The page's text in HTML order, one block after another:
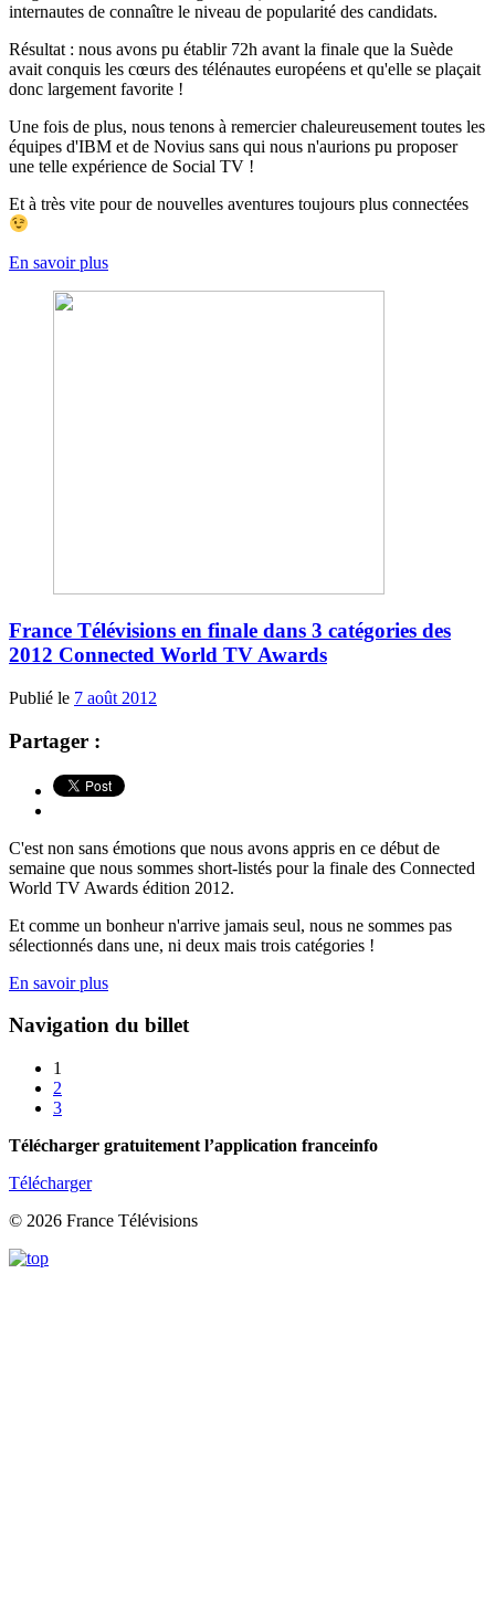
internautes de connaître le niveau de popularité des candidats.
Résultat : nous avons pu établir 72h avant la finale que la Suède
avait conquis les cœurs des télénautes européens et qu'elle se plaçait
donc largement favorite !
Une fois de plus, nous tenons à remercier chaleureusement toutes les
équipes d'IBM et de Novius sans qui nous n'aurions pu proposer
une telle expérience de Social TV !
Et à très vite pour de nouvelles aventures toujours plus connectées
En savoir plus
France Télévisions en finale dans 3 catégories des
2012 Connected World TV Awards
Publié le 7 août 2012
Partager :
C'est non sans émotions que nous avons appris en ce début de
semaine que nous sommes short-listés pour la finale des Connected
World TV Awards édition 2012.
Et comme un bonheur n'arrive jamais seul, nous ne sommes pas
sélectionnés dans une, ni deux mais trois catégories !
En savoir plus
Navigation du billet
1
2
3
Télécharger gratuitement l’application franceinfo
Télécharger
© 2026 France Télévisions